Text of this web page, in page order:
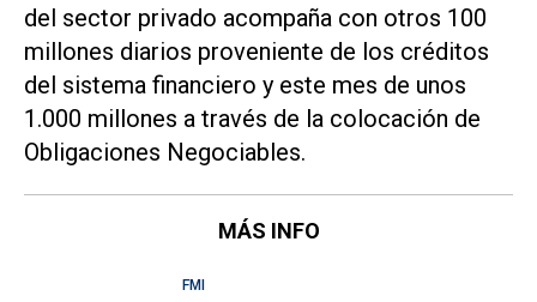
del sector privado acompaña con otros 100
millones diarios proveniente de los créditos
del sistema financiero y este mes de unos
1.000 millones a través de la colocación de
Obligaciones Negociables.
MÁS INFO
FMI